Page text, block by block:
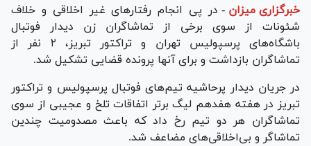
خبرگزاری میزان - در پی انجام رفتار‌های غیر اخلاقی و خلاف
شئونات از سوی برخی از تماشاگران زن دیدار فوتبال
باشگاه‌های پرسپولیس تهران و تراکتور تبریز، ۲ نفر از
تماشاگران بازداشت و برای آنها پرونده قضایی تشکیل شد.
در جریان دیدار پرحاشیه تیم‌های فوتبال پرسپولیس و تراکتور
تبریز در هفته هفدهم لیگ برتر اتفاقات تلخ و عجیبی از سوی
تماشاگران هر دو تیم رخ داد که باعث مصدومیت چندین
تماشاگر و بی‌اخلاقی‌های مضاعف شد.